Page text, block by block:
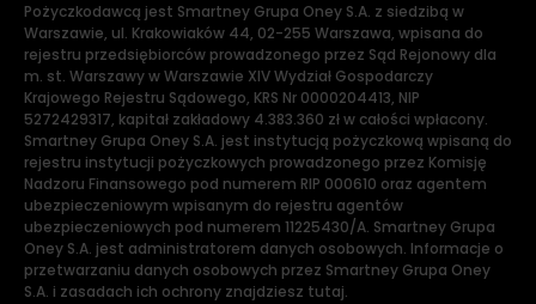
Pożyczkodawcą jest Smartney Grupa Oney S.A. z siedzibą w
Warszawie, ul. Krakowiaków 44, 02-255 Warszawa, wpisana do
rejestru przedsiębiorców prowadzonego przez Sąd Rejonowy dla
m. st. Warszawy w Warszawie XIV Wydział Gospodarczy
Krajowego Rejestru Sądowego, KRS Nr 0000204413, NIP
5272429317, kapitał zakładowy 4.383.360 zł w całości wpłacony.
Smartney Grupa Oney S.A. jest instytucją pożyczkową wpisaną do
rejestru instytucji pożyczkowych prowadzonego przez Komisję
Nadzoru Finansowego pod numerem RIP 000610 oraz agentem
ubezpieczeniowym wpisanym do rejestru agentów
ubezpieczeniowych pod numerem 11225430/A. Smartney Grupa
Oney S.A. jest administratorem danych osobowych. Informacje o
przetwarzaniu danych osobowych przez Smartney Grupa Oney
S.A. i zasadach ich ochrony znajdziesz tutaj.